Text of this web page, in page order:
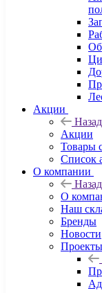
Акции
Назад
Акции
Товары
Список
О компании
Назад
О
Наш
Бренды
Новости
Проекты